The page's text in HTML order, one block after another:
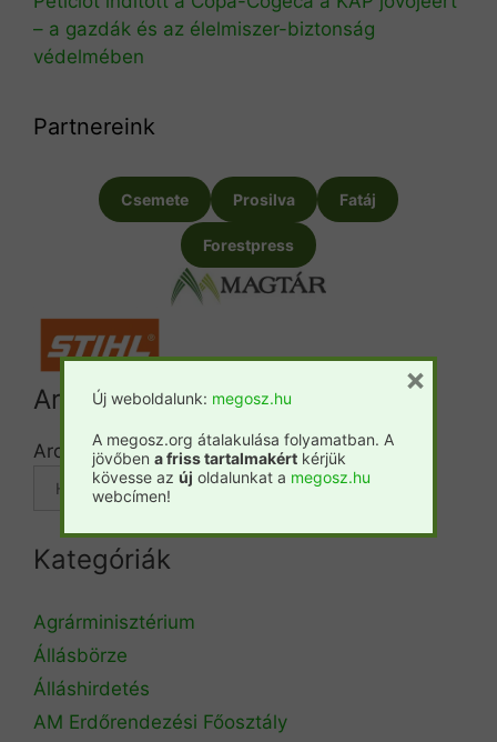
– a gazdák és az élelmiszer-biztonság
védelmében
Partnereink
Csemete Prosilva Fatáj
Forestpress
Archívum
Archívum
Kategóriák
Agrárminisztérium
Állásbörze
Álláshirdetés
AM Erdőrendezési Főosztály
Új weboldalunk: megosz.hu
A megosz.org átalakulása folyamatban. A
jövőben a friss tartalmakért kérjük
kövesse az új oldalunkat a megosz.hu
webcímen!
×